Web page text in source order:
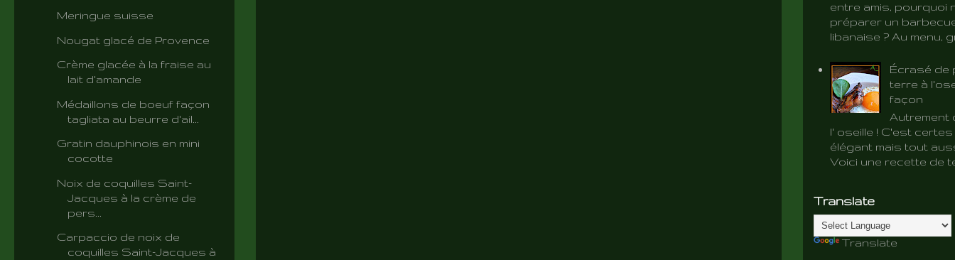
Meringue suisse
Nougat glacé de Provence
Crème glacée à la fraise au
lait d'amande
Médaillons de boeuf façon
tagliata au beurre d'ail...
Gratin dauphinois en mini
cocotte
Noix de coquilles Saint-
Jacques à la crème de
pers...
Carpaccio de noix de
coquilles Saint-Jacques à
entre amis, pourquoi
préparer un
libanaise ? Au menu,
Écrasé de
terre à
façon
Autrement
l' oseille ! C'est certes
élégant mais tout
Voici une recette de
Translate
Translate